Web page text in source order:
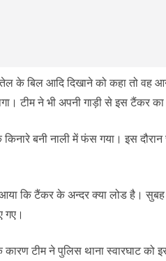
के बिल आदि दिखाने को कहा तो वह
टीम ने भी अपनी गाड़ी से इस टैंकर का
बनी नाली में फंस गया। इस
कि टैंकर के अन्दर क्या लोड है।
गए।
कारण टीम ने पुलिस थाना स्वारघाट